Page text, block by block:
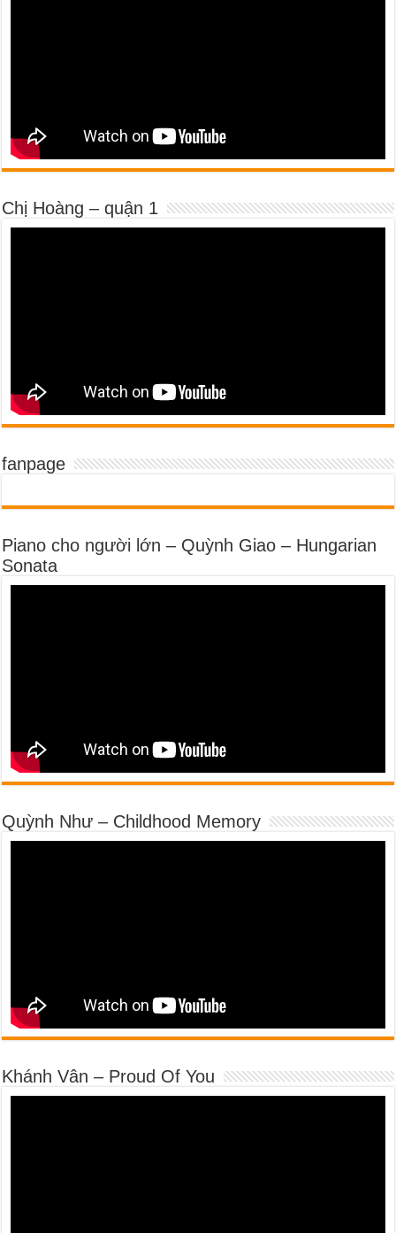
Chị Hoàng – quận 1
fanpage
Piano cho người lớn – Quỳnh Giao – Hungarian
Sonata
Quỳnh Như – Childhood Memory
Khánh Vân – Proud Of You